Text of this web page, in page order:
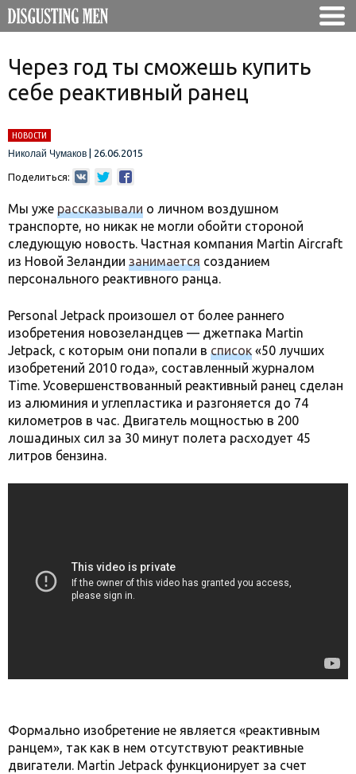
Через год ты сможешь купить
себе реактивный ранец
НОВОСТИ
Николай Чумаков
26.06.2015
Поделиться:
Мы уже рассказывали о личном воздушном
транспорте, но никак не могли обойти стороной
следующую новость. Частная компания Martin Aircraft
из Новой Зеландии занимается созданием
персонального реактивного ранца.
Personal Jetpack произошел от более раннего
изобретения новозеландцев — джетпака Martin
Jetpack, с которым они попали в список «50 лучших
изобретений 2010 года», составленный журналом
Time. Усовершенствованный реактивный ранец сделан
из алюминия и углепластика и разгоняется до 74
километров в час. Двигатель мощностью в 200
лошадиных сил за 30 минут полета расходует 45
литров бензина.
Формально изобретение не является «реактивным
ранцем», так как в нем отсутствуют реактивные
двигатели. Martin Jetpack функционирует за счет